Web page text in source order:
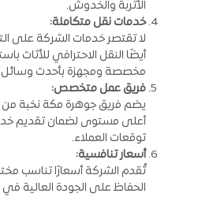
الأتربة والخدوش.
خدمات نقل متكاملة:
لا تقتصر خدمات الشركة على
أيضًا النقل الاحترافي للأثاث
مخصصة ومجهزة بأحدث وسائل
فريق عمل متخصص:
يضم فريق جوهرة مكة نخبة من
أعلى مستوى لضمان تقديم
توقعات العملاء.
أسعار تنافسية:
تُقدم الشركة أسعارًا تناسب
الحفاظ على الجودة العالية